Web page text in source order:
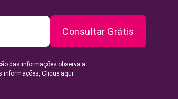
Consultar Grátis
das informações observa a
informações, Clique aqui.